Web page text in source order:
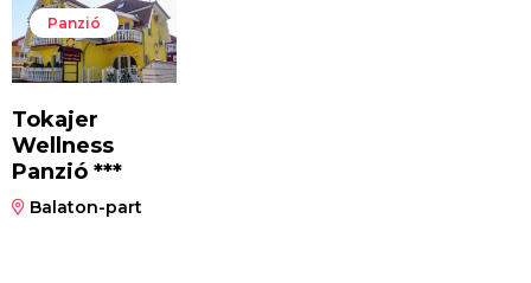
Panzió
Tokajer
Wellness
Panzió ***
Balaton-part